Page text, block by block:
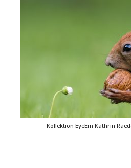
Kollektion EyeEm Kathrin